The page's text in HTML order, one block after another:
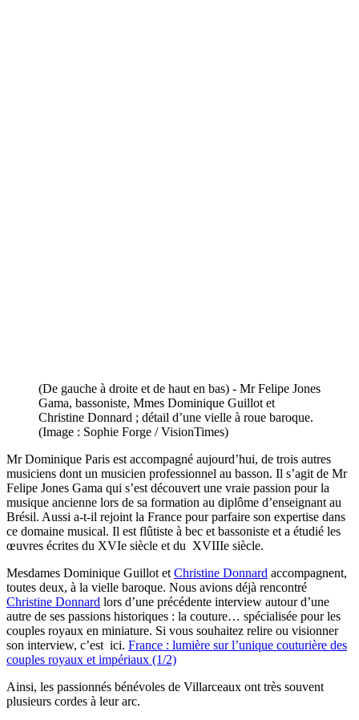
(De gauche à droite et de haut en bas) - Mr Felipe Jones
Gama, bassoniste, Mmes Dominique Guillot et
Christine Donnard ; détail d’une vielle à roue baroque.
(Image : Sophie Forge / VisionTimes)
Mr Dominique Paris est accompagné aujourd’hui, de trois autres
musiciens dont un musicien professionnel au basson. Il s’agit de Mr
Felipe Jones Gama qui s’est découvert une vraie passion pour la
musique ancienne lors de sa formation au diplôme d’enseignant au
Brésil. Aussi a-t-il rejoint la France pour parfaire son expertise dans
ce domaine musical. Il est flûtiste à bec et bassoniste et a étudié les
œuvres écrites du XVIe siècle et du XVIIIe siècle.
Mesdames Dominique Guillot et Christine Donnard accompagnent,
toutes deux, à la vielle baroque. Nous avions déjà rencontré
Christine Donnard lors d’une précédente interview autour d’une
autre de ses passions historiques : la couture… spécialisée pour les
couples royaux en miniature. Si vous souhaitez relire ou visionner
son interview, c’est ici. France : lumière sur l’unique couturière des
couples royaux et impériaux (1/2)
Ainsi, les passionnés bénévoles de Villarceaux ont très souvent
plusieurs cordes à leur arc.